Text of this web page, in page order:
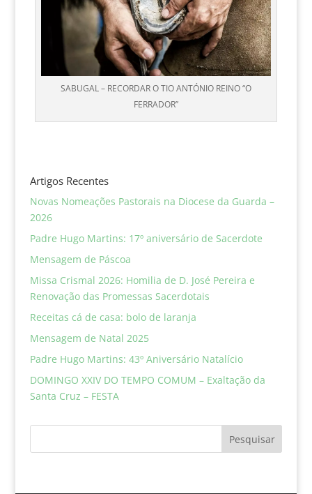
SABUGAL – RECORDAR O TIO ANTÓNIO REINO “O
FERRADOR”
Artigos Recentes
Novas Nomeações Pastorais na Diocese da Guarda –
2026
Padre Hugo Martins: 17º aniversário de Sacerdote
Mensagem de Páscoa
Missa Crismal 2026: Homilia de D. José Pereira e
Renovação das Promessas Sacerdotais
Receitas cá de casa: bolo de laranja
Mensagem de Natal 2025
Padre Hugo Martins: 43º Aniversário Natalício
DOMINGO XXIV DO TEMPO COMUM – Exaltação da
Santa Cruz – FESTA
Pesquisar